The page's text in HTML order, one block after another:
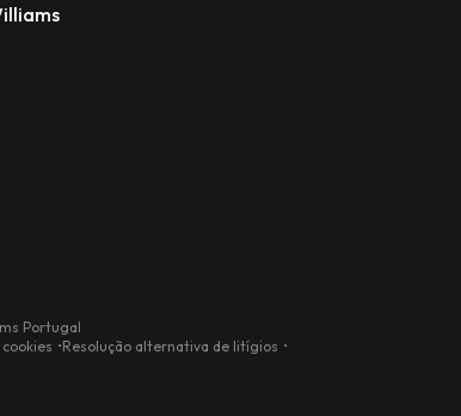
Portugal
Resolução alternativa de litígios